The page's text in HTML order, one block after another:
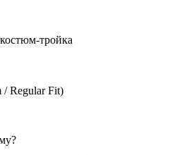
тройка
Regular Fit)